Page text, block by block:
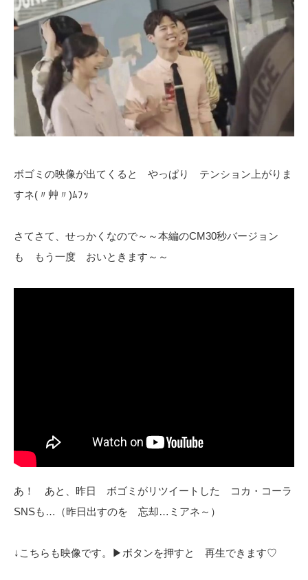
ボゴミの映像が出てくると やっぱり テンション上がりま
すネ(〃艸〃)ﾑﾌｯ
さてさて、せっかくなので～～本編のCM30秒バージョン
も もう一度 おいときます～～
あ！ あと、昨日 ボゴミがリツイートした コカ・コーラ
SNSも…（昨日出すのを 忘却…ミアネ～）
↓こちらも映像です。▶ボタンを押すと 再生できます♡